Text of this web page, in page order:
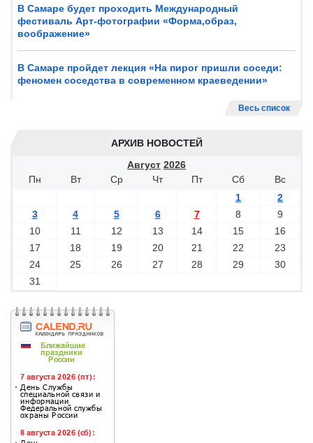
В Самаре будет проходить Международный
фестиваль Арт-фотографии «Форма,образ,
воображение»
В Самаре пройдет лекция «На пирог пришли соседи:
феномен соседства в современном краеведении»
Весь список
АРХИВ НОВОСТЕЙ
Август 2026
Пн
Вт Ср Чт Пт Сб
Вс
1
2
3
4 5 6 7 8
9
10
11 12 13 14 15
16
17
18 19 20 21 22
23
24
25 26 27 28 29
30
31